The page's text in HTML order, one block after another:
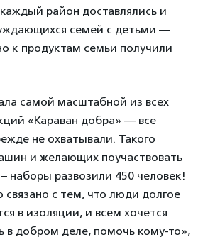
район доставлялись и
семей с детьми —
к продуктам семьи получили
самой масштабной из всех
«Караван добра» — все
не охватывали. Такого
и желающих поучаствовать
наборы развозили 450 человек!
связано с тем, что люди долгое
в изоляции, и всем хочется
в добром деле, помочь кому-то»,